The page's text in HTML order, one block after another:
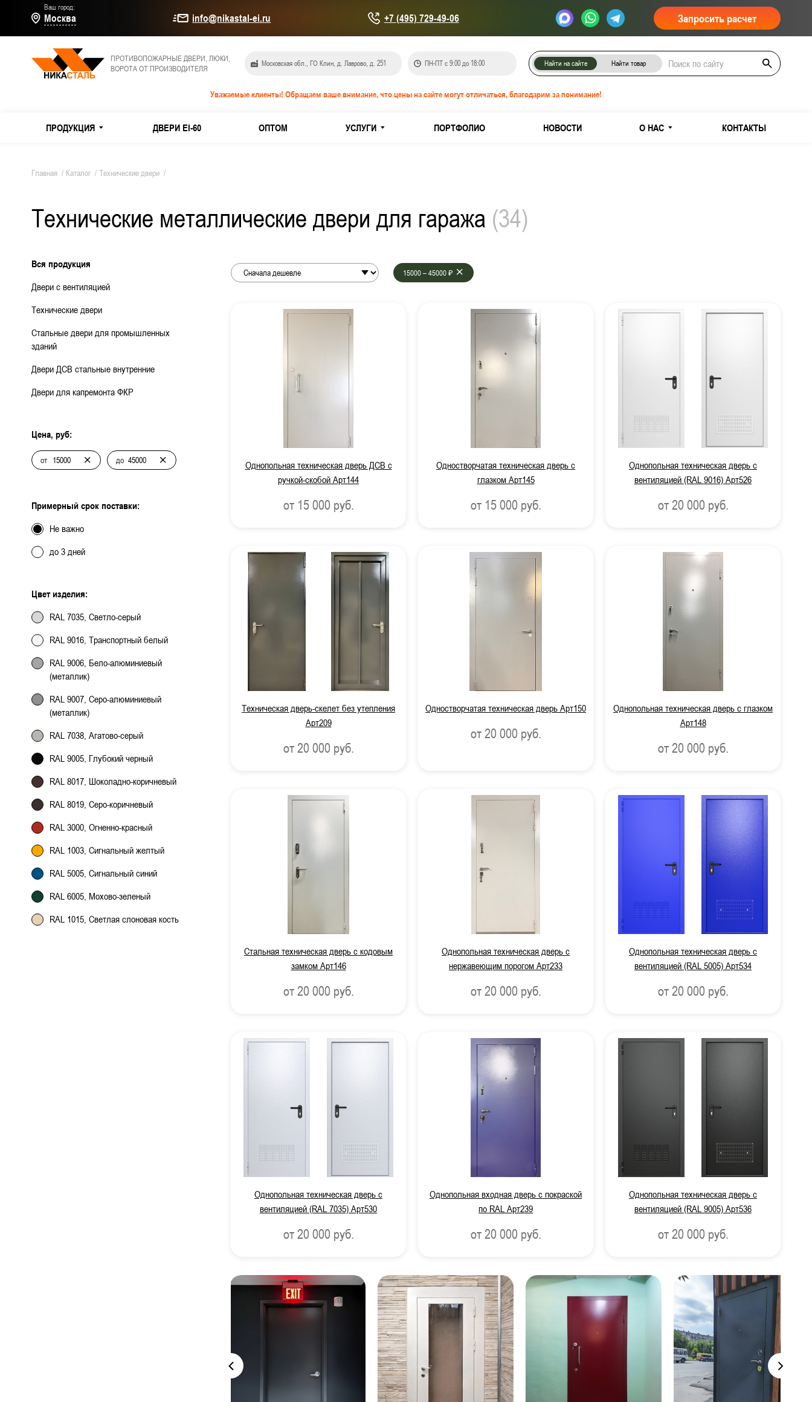
Ваш город:
Москва info@nikastal-ei.ru +7 (495) 729-49-06 Запросить расчет
ПРОТИВОПОЖАРНЫЕ ДВЕРИ, ЛЮКИ,
ВОРОТА ОТ ПРОИЗВОДИТЕЛЯ
Московская обл., ГО Клин, д. Лаврово, д. 251 ПН-ПТ с 9:00 до 18:00 Найти на сайте Найти товар
Уважаемые клиенты! Обращаем ваше внимание, что цены на сайте могут отличаться, благодарим за понимание!
ПРОДУКЦИЯ
МЕТАЛЛИЧЕСКИЕ ДВЕРИ
ДВЕРИ СПЕЦНАЗНАЧЕНИЯ
МЕТАЛЛИЧЕСКИЕ ИЗДЕЛИЯ
РЕНТГЕНОЗАЩИТНЫЕ
ИЗДЕЛИЯ
Из оцинкованной стали
Двери с системой антипаника
Двери с вентиляцией
Двустворчатые противопожарные двери
Глухие противопожарные двери
Противопожарные двери с МДФ-панелями
Для медицинских учреждений
С автоматическим выпадающим порогом
Фото наших работ
ДВЕРИ EI-60 ОПТОМ УСЛУГИ ПОРТФОЛИО НОВОСТИ О НАС КОНТАКТЫ
Главная / Каталог / Технические двери /
Технические металлические двери для гаража (34)
Вся продукция
Двери с вентиляцией
Технические двери
Стальные двери для промышленных
зданий
Двери ДСВ стальные внутренние
Двери для капремонта ФКР
Цена, руб:
от до
Примерный срок поставки:
Не важно
до 3 дней
Цвет изделия:
RAL 7035, Светло-серый
RAL 9016, Транспортный белый
RAL 9006, Бело-алюминиевый
(металлик)
RAL 9007, Серо-алюминиевый
(металлик)
RAL 7038, Агатово-серый
RAL 9005, Глубокий черный
RAL 8017, Шоколадно-коричневый
RAL 8019, Серо-коричневый
RAL 3000, Огненно-красный
RAL 1003, Сигнальный желтый
RAL 5005, Сигнальный синий
RAL 6005, Мохово-зеленый
RAL 1015, Светлая слоновая кость
15000 – 45000 ₽
Однопольная техническая дверь ДСВ с
ручкой-скобой Арт144
от 15 000 руб.
Одностворчатая техническая дверь с
глазком Арт145
от 15 000 руб.
Однопольная техническая дверь с
вентиляцией (RAL 9016) Арт526
от 20 000 руб.
Техническая дверь-скелет без утепления
Арт209
от 20 000 руб.
Одностворчатая техническая дверь Арт150
от 20 000 руб.
Однопольная техническая дверь с глазком
Арт148
от 20 000 руб.
Стальная техническая дверь с кодовым
замком Арт146
от 20 000 руб.
Однопольная техническая дверь с
нержавеющим порогом Арт233
от 20 000 руб.
Однопольная техническая дверь с
вентиляцией (RAL 5005) Арт534
от 20 000 руб.
Однопольная техническая дверь с
вентиляцией (RAL 7035) Арт530
от 20 000 руб.
Однопольная входная дверь с покраской
по RAL Арт239
от 20 000 руб.
Однопольная техническая дверь с
вентиляцией (RAL 9005) Арт536
от 20 000 руб.